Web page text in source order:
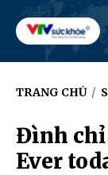
TRANG CHỦ /
Đình chỉ
Ever